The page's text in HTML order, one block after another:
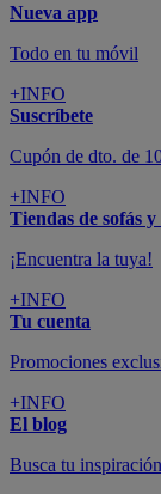
Nueva app
Todo en tu móvil
+INFO
Suscríbete
Cupón de dto. de
+INFO
Tiendas de sofás y
¡Encuentra la tuya!
+INFO
Tu cuenta
Promociones
+INFO
El blog
Busca tu inspiración